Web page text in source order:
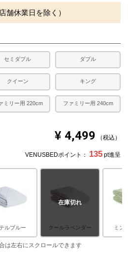
舗休業日を除く）
セミダブル ダブル
クイーン キング
ミリー用 220cm ファミリー用 240cm
¥ 4,499 税込
VENUSBEDポイント： 135 pt進呈
ルブルー クールラベンダー
在庫切れ
ミン